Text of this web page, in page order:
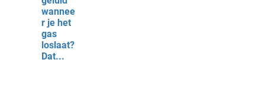
wannee
r je het
gas
loslaat?
Dat...